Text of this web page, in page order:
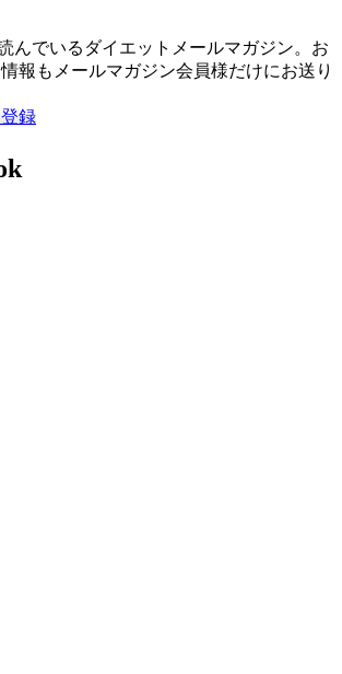
んでいるダイエットメールマガジン。お
報もメールマガジン会員様だけにお送り
録